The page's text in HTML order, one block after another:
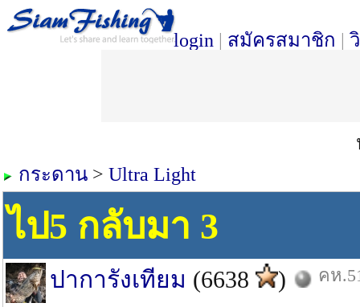
login | สมัครสมาชิก |
กระดาน > Ultra Light
ไป5 กลับมา 3
ปาการังเทียม (6638 ) คห